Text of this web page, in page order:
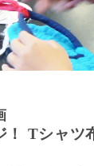
！ Tシャツ